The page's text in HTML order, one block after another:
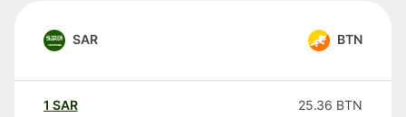
SAR BTN
1 SAR 25.36 BTN